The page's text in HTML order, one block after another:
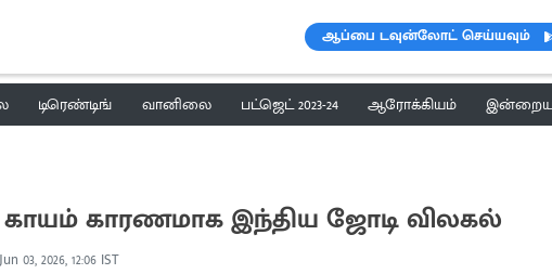
ஆப்பை டவுன்லோட் செய்யவும்
டிரெண்டிங் வானிலை பட்ஜெட் 2023-24 ஆரோக்கியம் இன்றைய
காரணமாக இந்திய ஜோடி விலகல்
Jun 03, 2026, 12:06 IST